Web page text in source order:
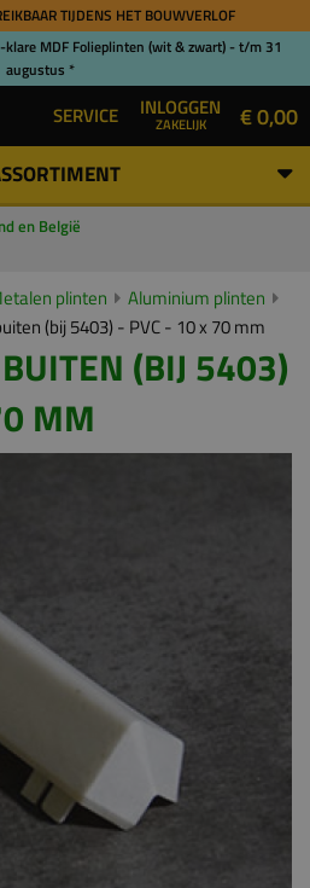
TIJDENS HET BOUWVERLOF
MDF Folieplinten (wit & zwart) - t/m 31
augustus *
SERVICE INLOGGEN
ZAKELIJK € 0,00
en België
plinten
Aluminium plinten
(bij 5403) - PVC - 10 x 70 mm
(BIJ 5403)
MM